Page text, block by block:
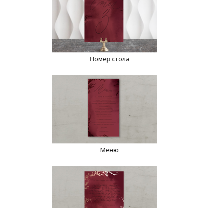
Номер стола
Меню